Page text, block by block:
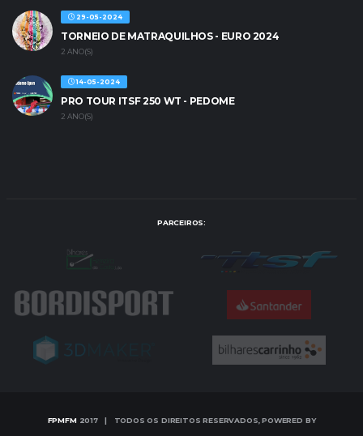
29-05-2024
TORNEIO DE MATRAQUILHOS - EURO 2024
2 ANO(S)
14-05-2024
PRO TOUR ITSF 250 WT - PEDOME
2 ANO(S)
PARCEIROS:
FPMFM2017 | TODOS OS DIREITOS RESERVADOS, POWERED BY